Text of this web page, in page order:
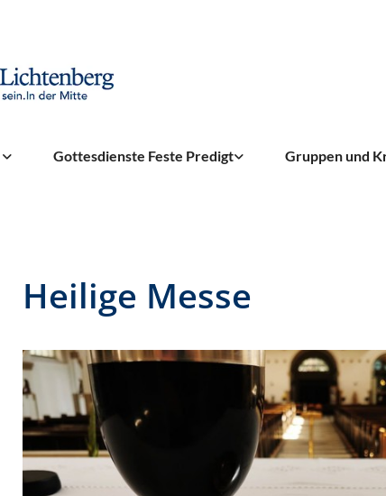
Gottesdienste Feste Predigt Gruppen und
Heilige Messe